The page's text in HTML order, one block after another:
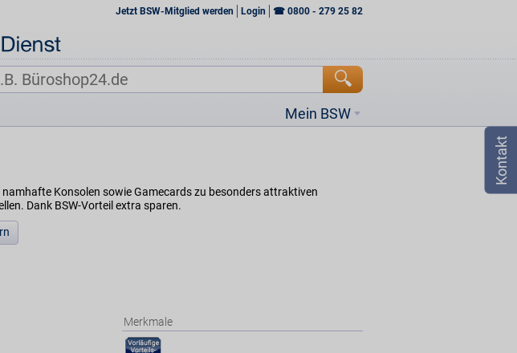
Jetzt BSW-Mitglied werden Login ☎ 0800 - 279 25 82
Mein BSW
Konsolen sowie Gamecards zu besonders attraktiven
Dank BSW-Vorteil extra sparen.
Merkmale